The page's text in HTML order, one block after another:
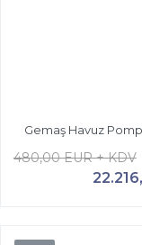
Gemaş Havuz
480,00 EUR + KDV